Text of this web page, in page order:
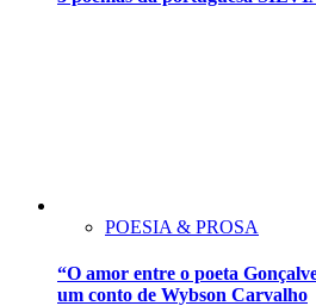
POESIA & PROSA
“O amor entre o poeta
um conto de Wybson Carvalho